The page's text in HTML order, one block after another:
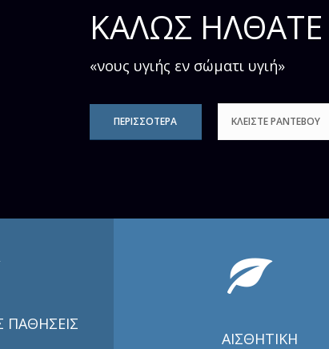
ΚΑΛΩΣ ΗΛΘΑΤΕ
«νους υγιής εν σώματι υγιή»
ΠΕΡΙΣΣΟΤΕΡΑ ΚΛΕΙΣΤΕ ΡΑΝΤΕΒΟΥ
ΠΑΘΗΣΕΙΣ
ΑΙΣΘΗΤΙΚΉ